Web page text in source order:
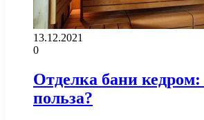
13.12.2021
0
Отделка бани
польза?